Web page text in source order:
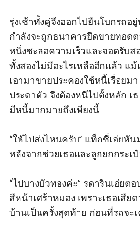
รุ่งเช้าทั้งคู่จึงออกไปยืนโบกรถ
กำลังจะถูกธนาคารยึดขายทอด
หนึ่งชะลอความเร็วและจอดรับ
ทั้งสองไม่มีอะไรเหลืออีกแล้ว แ
เอามาขายประคองใช้หนี้เรื่อยม
ประดาตัว จึงต้องหนีไปตั้งหลัก เ
มีหนี้มากมายถึงเพียงนี้
“ให้ไปส่งไหนครับ” แท็กซี่เอ่ยหั
หลังจากช่วยเธอและลูกยกกระเ
“ไปบางบัวทองค่ะ” รดารินเอ่ยต
สีหน้าเศร้าหมอง เพราะเธอเสีย
บ้านเป็นครั้งสุดท้าย ก่อนที่รถจะ